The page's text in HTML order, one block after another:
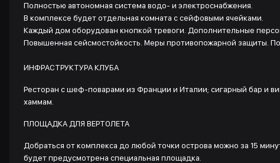
Полностью автономная система водо- и электроснабжения.
В комплексе будет отдельная комната с сейфовыми ячейками.
Каждый дом оборудован кнопкой тревоги. Дополнительные
Повышенная сейсмостойкость. Меры противопожарной защиты.
ИНФРАСТРУКТУРА КЛУБА
Ресторан с шеф-поварами из Франции и Италии; сигарный бар и
хаммам.
ПЛОЩАДКА ДЛЯ ВЕРТОЛЕТА
Добраться от комплекса до любой точки острова можно за 15
будет предусмотрена специальная площадка.